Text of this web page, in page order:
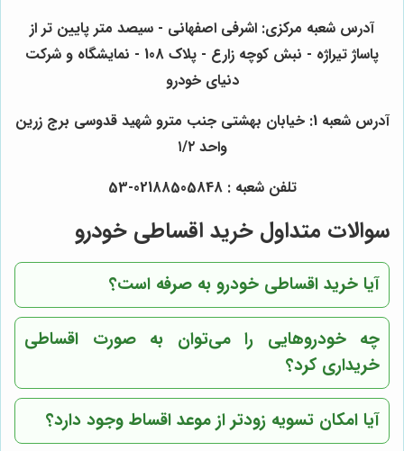
آدرس شعبه مرکزی: اشرفی اصفهانی - سیصد متر پایین تر از
پاساژ تیراژه - نبش کوچه زارع - پلاک 108 - نمایشگاه و شرکت
دنیای خودرو
آدرس شعبه 1: خیابان بهشتی جنب مترو شهید قدوسی برج زرین
واحد ۱/۲
تلفن شعبه : 02188505848-53
سوالات متداول خرید اقساطی خودرو
آیا خرید اقساطی خودرو به صرفه است؟
چه خودروهایی را می‌توان به صورت اقساطی
خریداری کرد؟
آیا امکان تسویه زودتر از موعد اقساط وجود دارد؟